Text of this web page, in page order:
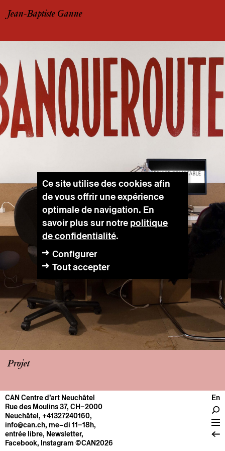
Jean-Baptiste Ganne
Projet
CENTRE
Infos pratiques
Fonctionnement
À propos
CAN Centre d’art Neuchâtel
Rue des Moulins 37, CH–2000
Neuchâtel, +41327240160,
info@can.ch, me–di 11–18h,
entrée libre, Newsletter,
Facebook, Instagram ©CAN2026
En
Ce site utilise des cookies afin
de vous offrir une expérience
optimale de navigation. En
savoir plus sur notre politique
de confidentialité.
Configurer
Tout accepter